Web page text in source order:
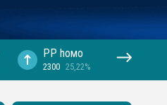
PP hомо
2300 25,22%